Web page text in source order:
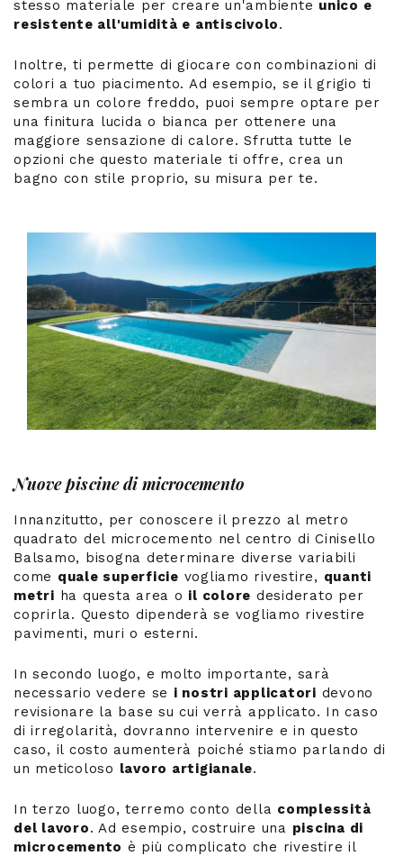
stesso materiale per creare un'ambiente unico e
resistente all'umidità e antiscivolo.
Inoltre, ti permette di giocare con combinazioni di
colori a tuo piacimento. Ad esempio, se il grigio ti
sembra un colore freddo, puoi sempre optare per
una finitura lucida o bianca per ottenere una
maggiore sensazione di calore. Sfrutta tutte le
opzioni che questo materiale ti offre, crea un
bagno con stile proprio, su misura per te.
Nuove piscine di microcemento
Innanzitutto, per conoscere il prezzo al metro
quadrato del microcemento nel centro di Cinisello
Balsamo, bisogna determinare diverse variabili
come quale superficie vogliamo rivestire, quanti
metri ha questa area o il colore desiderato per
coprirla. Questo dipenderà se vogliamo rivestire
pavimenti, muri o esterni.
In secondo luogo, e molto importante, sarà
necessario vedere se i nostri applicatori devono
revisionare la base su cui verrà applicato. In caso
di irregolarità, dovranno intervenire e in questo
caso, il costo aumenterà poiché stiamo parlando di
un meticoloso lavoro artigianale.
In terzo luogo, terremo conto della complessità
del lavoro. Ad esempio, costruire una piscina di
microcemento è più complicato che rivestire il